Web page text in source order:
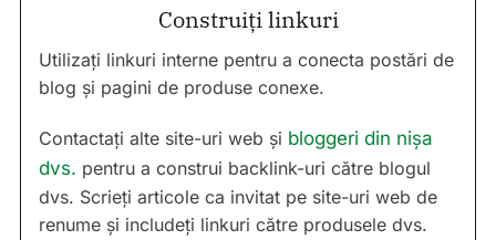
Construiți linkuri
Utilizați linkuri interne pentru a conecta postări de
blog și pagini de produse conexe.
Contactați alte site-uri web și bloggeri din nișa
dvs. pentru a construi backlink-uri către blogul
dvs. Scrieți articole ca invitat pe site-uri web de
renume și includeți linkuri către produsele dvs.